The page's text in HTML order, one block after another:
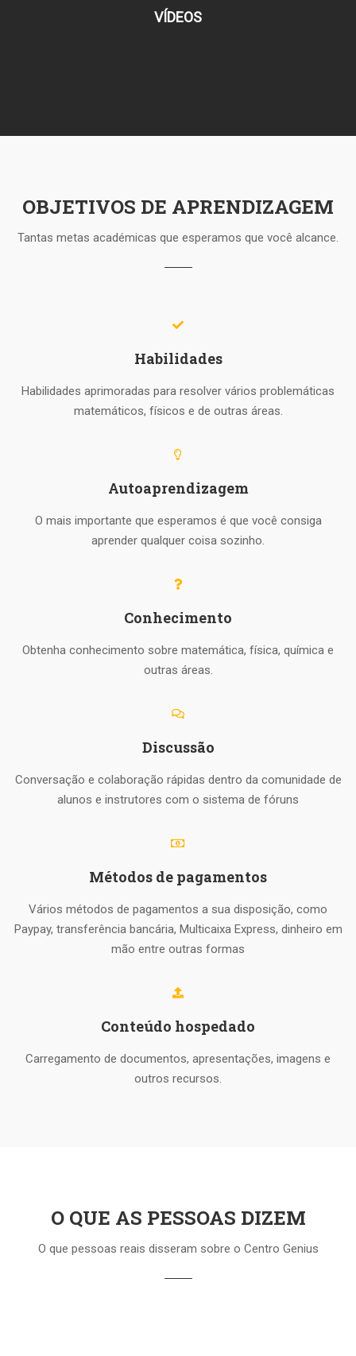
VÍDEOS
OBJETIVOS DE APRENDIZAGEM
Tantas metas académicas que esperamos que você alcance.
Habilidades
Habilidades aprimoradas para resolver vários problemáticas
matemáticos, físicos e de outras áreas.
Autoaprendizagem
O mais importante que esperamos é que você consiga
aprender qualquer coisa sozinho.
Conhecimento
Obtenha conhecimento sobre matemática, física, química e
outras áreas.
Discussão
Conversação e colaboração rápidas dentro da comunidade de
alunos e instrutores com o sistema de fóruns
Métodos de pagamentos
Vários métodos de pagamentos a sua disposição, como
Paypay, transferência bancária, Multicaixa Express, dinheiro em
mão entre outras formas
Conteúdo hospedado
Carregamento de documentos, apresentações, imagens e
outros recursos.
O QUE AS PESSOAS DIZEM
O que pessoas reais disseram sobre o Centro Genius